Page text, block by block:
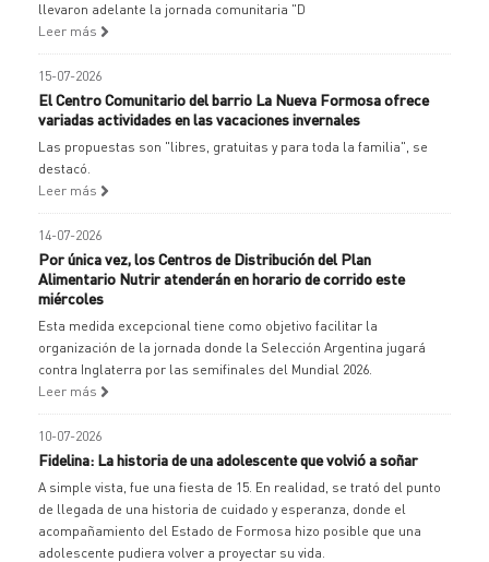
llevaron adelante la jornada comunitaria "D
Leer más
15-07-2026
El Centro Comunitario del barrio La Nueva Formosa ofrece
variadas actividades en las vacaciones invernales
Las propuestas son "libres, gratuitas y para toda la familia", se
destacó.
Leer más
14-07-2026
Por única vez, los Centros de Distribución del Plan
Alimentario Nutrir atenderán en horario de corrido este
miércoles
Esta medida excepcional tiene como objetivo facilitar la
organización de la jornada donde la Selección Argentina jugará
contra Inglaterra por las semifinales del Mundial 2026.
Leer más
10-07-2026
Fidelina: La historia de una adolescente que volvió a soñar
A simple vista, fue una fiesta de 15. En realidad, se trató del punto
de llegada de una historia de cuidado y esperanza, donde el
acompañamiento del Estado de Formosa hizo posible que una
adolescente pudiera volver a proyectar su vida.